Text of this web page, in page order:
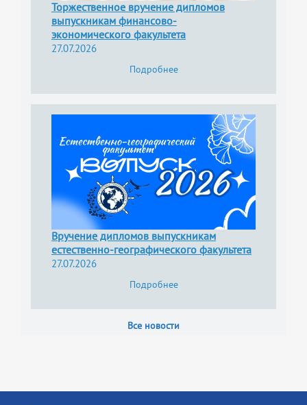
Торжественное вручение дипломов
выпускникам финансово-
экономического факультета
27.07.2026
Подробнее
Вручение дипломов выпускникам
естественно-географического факультета
27.07.2026
Подробнее
Все новости